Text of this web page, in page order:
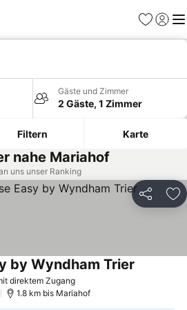
Favoriten
Gäste und Zimmer
2 Gäste, 1 Zimmer
Filtern Karte
nahe Mariahof
uns unser Ranking
Teilen
direktem Zugang
by Wyndham Trier
1.8 km bis Mariahof